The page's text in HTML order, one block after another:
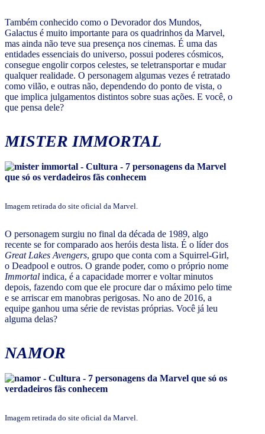
Também conhecido como o Devorador dos Mundos,
Galactus é muito importante para os quadrinhos da Marvel,
mas ainda não teve sua presença nos cinemas. É uma das
entidades essenciais do universo, possui poderes cósmicos,
consegue engolir corpos celestes, se teletransportar e mudar
qualquer realidade. O personagem algumas vezes é retratado
como vilão, e outras não, dependendo do ponto de vista, o
que implica julgamentos distintos sobre suas ações. E você, o
que pensa dele?
MISTER IMMORTAL
Imagem retirada do site oficial da Marvel.
O personagem surgiu no final da década de 1989, algo
recente se for comparado aos heróis desta lista. É o líder dos
Great Lakes Avengers, grupo que conta com a Squirrel-Girl,
o Deadpool e outros. O grande poder, como o próprio nome
Immortal indica, é a capacidade morrer e voltar minutos
depois, fazendo com que ele procure dar o máximo pelo time
e se arriscar em manobras perigosas. No ano de 2016, a
equipe ganhou uma série de revistas próprias. Você já leu
alguma delas?
NAMOR
Imagem retirada do site oficial da Marvel.